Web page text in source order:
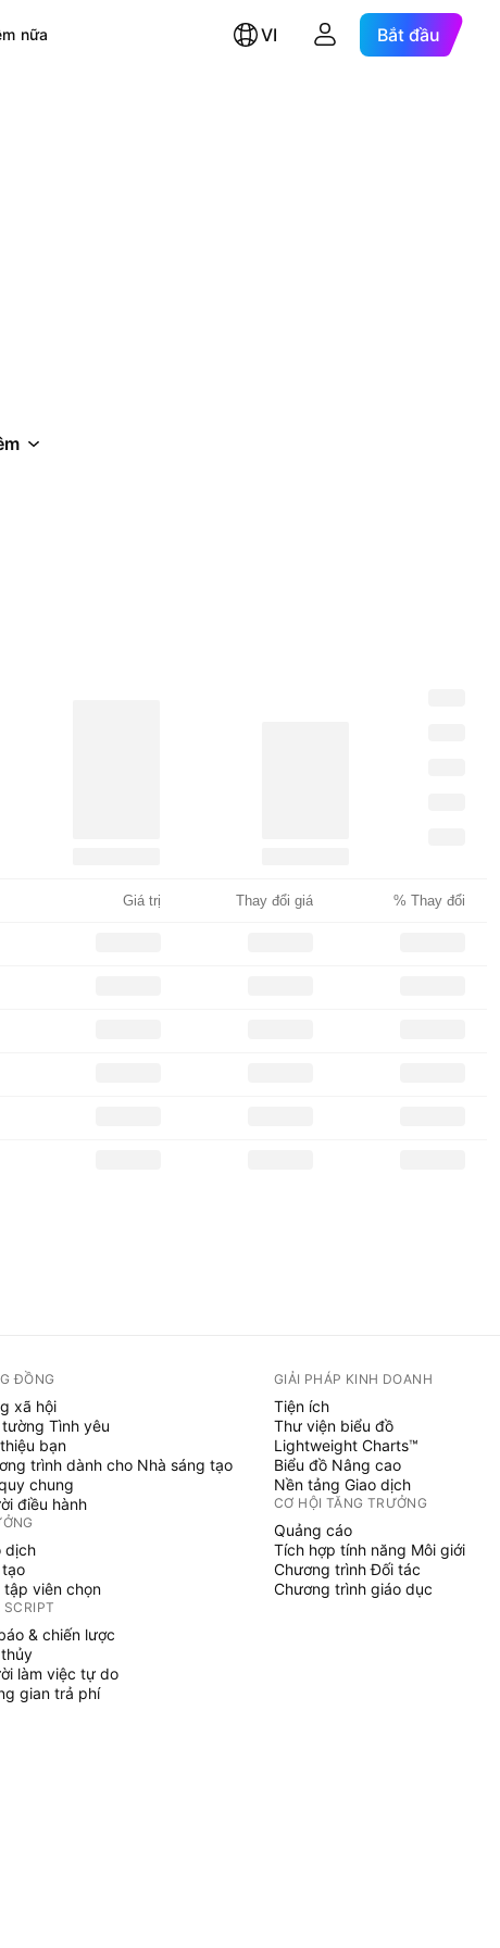
nữa VI Bắt đầu
Giá trị Thay đổi giá % Thay đổi
ĐỒNG
xã hội
Tình yêu
bạn
trình dành cho Nhà sáng tạo
chung
điều hành
dịch
tập viên chọn
SCRIPT
& chiến lược
làm việc tự do
gian trả phí
GIẢI PHÁP KINH DOANH
Tiện ích
Thư viện biểu đồ
Lightweight Charts™
Biểu đồ Nâng cao
Nền tảng Giao dịch
CƠ HỘI TĂNG TRƯỞNG
Quảng cáo
Tích hợp tính năng Môi giới
Chương trình Đối tác
Chương trình giáo dục